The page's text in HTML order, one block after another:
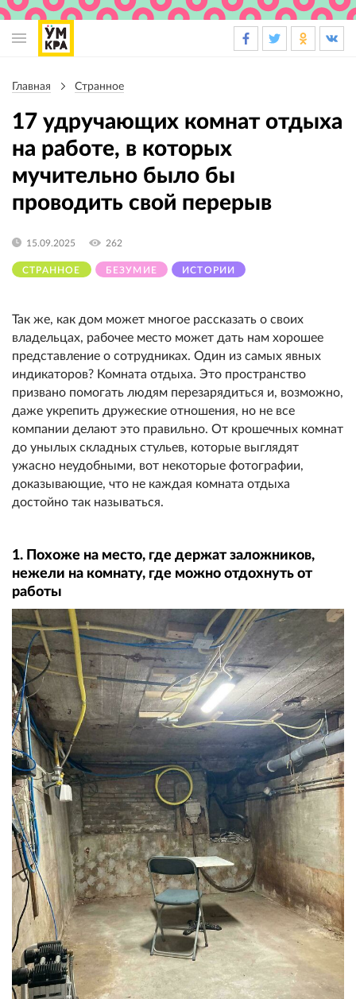
навигации
Главная Странное
17 удручающих комнат отдыха
на работе, в которых
мучительно было бы
проводить свой перерыв
СТРАННОЕ БЕЗУМИЕ ИСТОРИИ
15.09.2025 262
Так же, как дом может многое рассказать о своих
владельцах, рабочее место может дать нам хорошее
представление о сотрудниках. Один из самых явных
индикаторов? Комната отдыха. Это пространство
призвано помогать людям перезарядиться и, возможно,
даже укрепить дружеские отношения, но не все
компании делают это правильно. От крошечных комнат
до унылых складных стульев, которые выглядят
ужасно неудобными, вот некоторые фотографии,
доказывающие, что не каждая комната отдыха
достойно так называться.
1. Похоже на место, где держат заложников,
нежели на комнату, где можно отдохнуть от
работы